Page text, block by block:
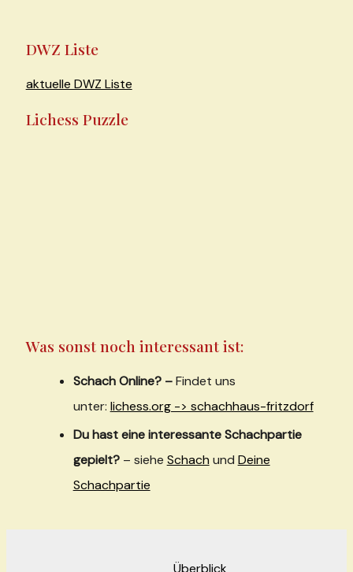
in
die
DWZ Liste
aktuelle DWZ Liste
Lichess Puzzle
Was sonst noch interessant ist:
Schach Online? –Findet uns
unter: lichess.org -> schachhaus-fritzdorf
Du hast eine interessante Schachpartie
gepielt?– siehe Schach und Deine
Schachpartie